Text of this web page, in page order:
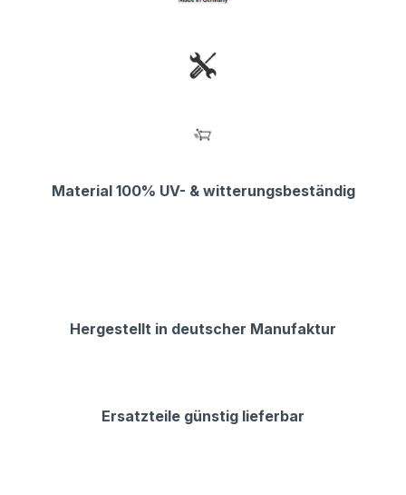
Material 100% UV- & witterungsbeständig
Hergestellt in deutscher Manufaktur
Ersatzteile günstig lieferbar